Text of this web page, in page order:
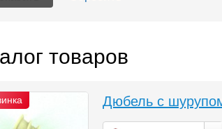
товаров
Дюбель с